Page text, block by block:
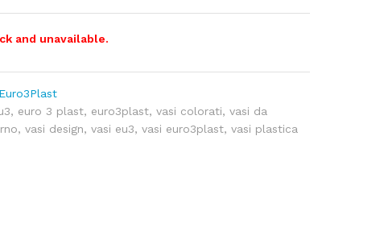
and unavailable.
, euro 3 plast, euro3plast,vasi colorati,vasi da
,vasi design,vasi eu3,vasi euro3plast,vasi plastica